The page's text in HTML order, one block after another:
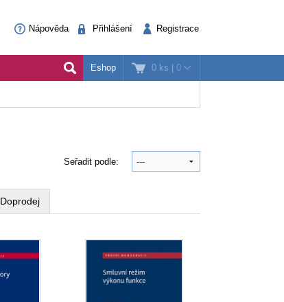
Nápověda Přihlášení Registrace
0 ks | 0
Eshop
Seřadit podle:
Doprodej